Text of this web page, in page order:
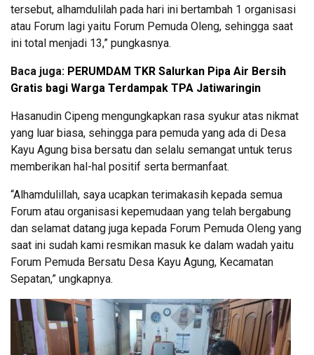
tersebut, alhamdulilah pada hari ini bertambah 1 organisasi
atau Forum lagi yaitu Forum Pemuda Oleng, sehingga saat
ini total menjadi 13,” pungkasnya.
Baca juga: PERUMDAM TKR Salurkan Pipa Air Bersih
Gratis bagi Warga Terdampak TPA Jatiwaringin
Hasanudin Cipeng mengungkapkan rasa syukur atas nikmat
yang luar biasa, sehingga para pemuda yang ada di Desa
Kayu Agung bisa bersatu dan selalu semangat untuk terus
memberikan hal-hal positif serta bermanfaat.
“Alhamdulillah, saya ucapkan terimakasih kepada semua
Forum atau organisasi kepemudaan yang telah bergabung
dan selamat datang juga kepada Forum Pemuda Oleng yang
saat ini sudah kami resmikan masuk ke dalam wadah yaitu
Forum Pemuda Bersatu Desa Kayu Agung, Kecamatan
Sepatan,” ungkapnya.